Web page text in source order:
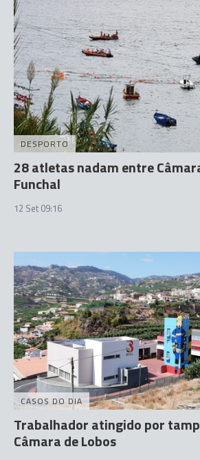
DESPORTO
28 atletas nadam entre
Funchal
12 Set 09:16
CASOS DO DIA
Trabalhador atingido por
Câmara de Lobos